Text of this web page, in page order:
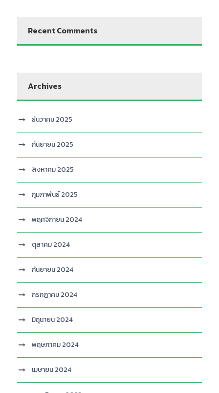
Recent Comments
Archives
ธันวาคม 2025
กันยายน 2025
สิงหาคม 2025
กุมภาพันธ์ 2025
พฤศจิกายน 2024
ตุลาคม 2024
กันยายน 2024
กรกฎาคม 2024
มิถุนายน 2024
พฤษภาคม 2024
เมษายน 2024